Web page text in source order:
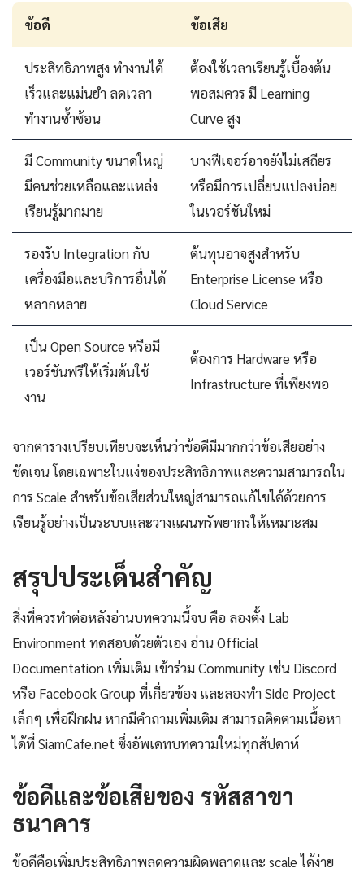
ข้อดี ข้อเสีย
ประสิทธิภาพสูง ทำงานได้
เร็วและแม่นยำ ลดเวลา
ทำงานซ้ำซ้อน
ต้องใช้เวลาเรียนรู้เบื้องต้น
พอสมควร มี Learning
Curve สูง
มี Community ขนาดใหญ่
มีคนช่วยเหลือและแหล่ง
เรียนรู้มากมาย
บางฟีเจอร์อาจยังไม่เสถียร
หรือมีการเปลี่ยนแปลงบ่อย
ในเวอร์ชันใหม่
รองรับ Integration กับ
เครื่องมือและบริการอื่นได้
หลากหลาย
ต้นทุนอาจสูงสำหรับ
Enterprise License หรือ
Cloud Service
เป็น Open Source หรือมี
เวอร์ชันฟรีให้เริ่มต้นใช้
งาน
ต้องการ Hardware หรือ
Infrastructure ที่เพียงพอ
จากตารางเปรียบเทียบจะเห็นว่าข้อดีมีมากกว่าข้อเสียอย่าง
ชัดเจน โดยเฉพาะในแง่ของประสิทธิภาพและความสามารถใน
การ Scale สำหรับข้อเสียส่วนใหญ่สามารถแก้ไขได้ด้วยการ
เรียนรู้อย่างเป็นระบบและวางแผนทรัพยากรให้เหมาะสม
สรุปประเด็นสำคัญ
สิ่งที่ควรทำต่อหลังอ่านบทความนี้จบ คือ ลองตั้ง Lab
Environment ทดสอบด้วยตัวเอง อ่าน Official
Documentation เพิ่มเติม เข้าร่วม Community เช่น Discord
หรือ Facebook Group ที่เกี่ยวข้อง และลองทำ Side Project
เล็กๆ เพื่อฝึกฝน หากมีคำถามเพิ่มเติม สามารถติดตามเนื้อหา
ได้ที่ SiamCafe.net ซึ่งอัพเดทบทความใหม่ทุกสัปดาห์
ข้อดีและข้อเสียของ รหัสสาขา
ธนาคาร
ข้อดีคือเพิ่มประสิทธิภาพลดความผิดพลาดและ scale ได้ง่าย